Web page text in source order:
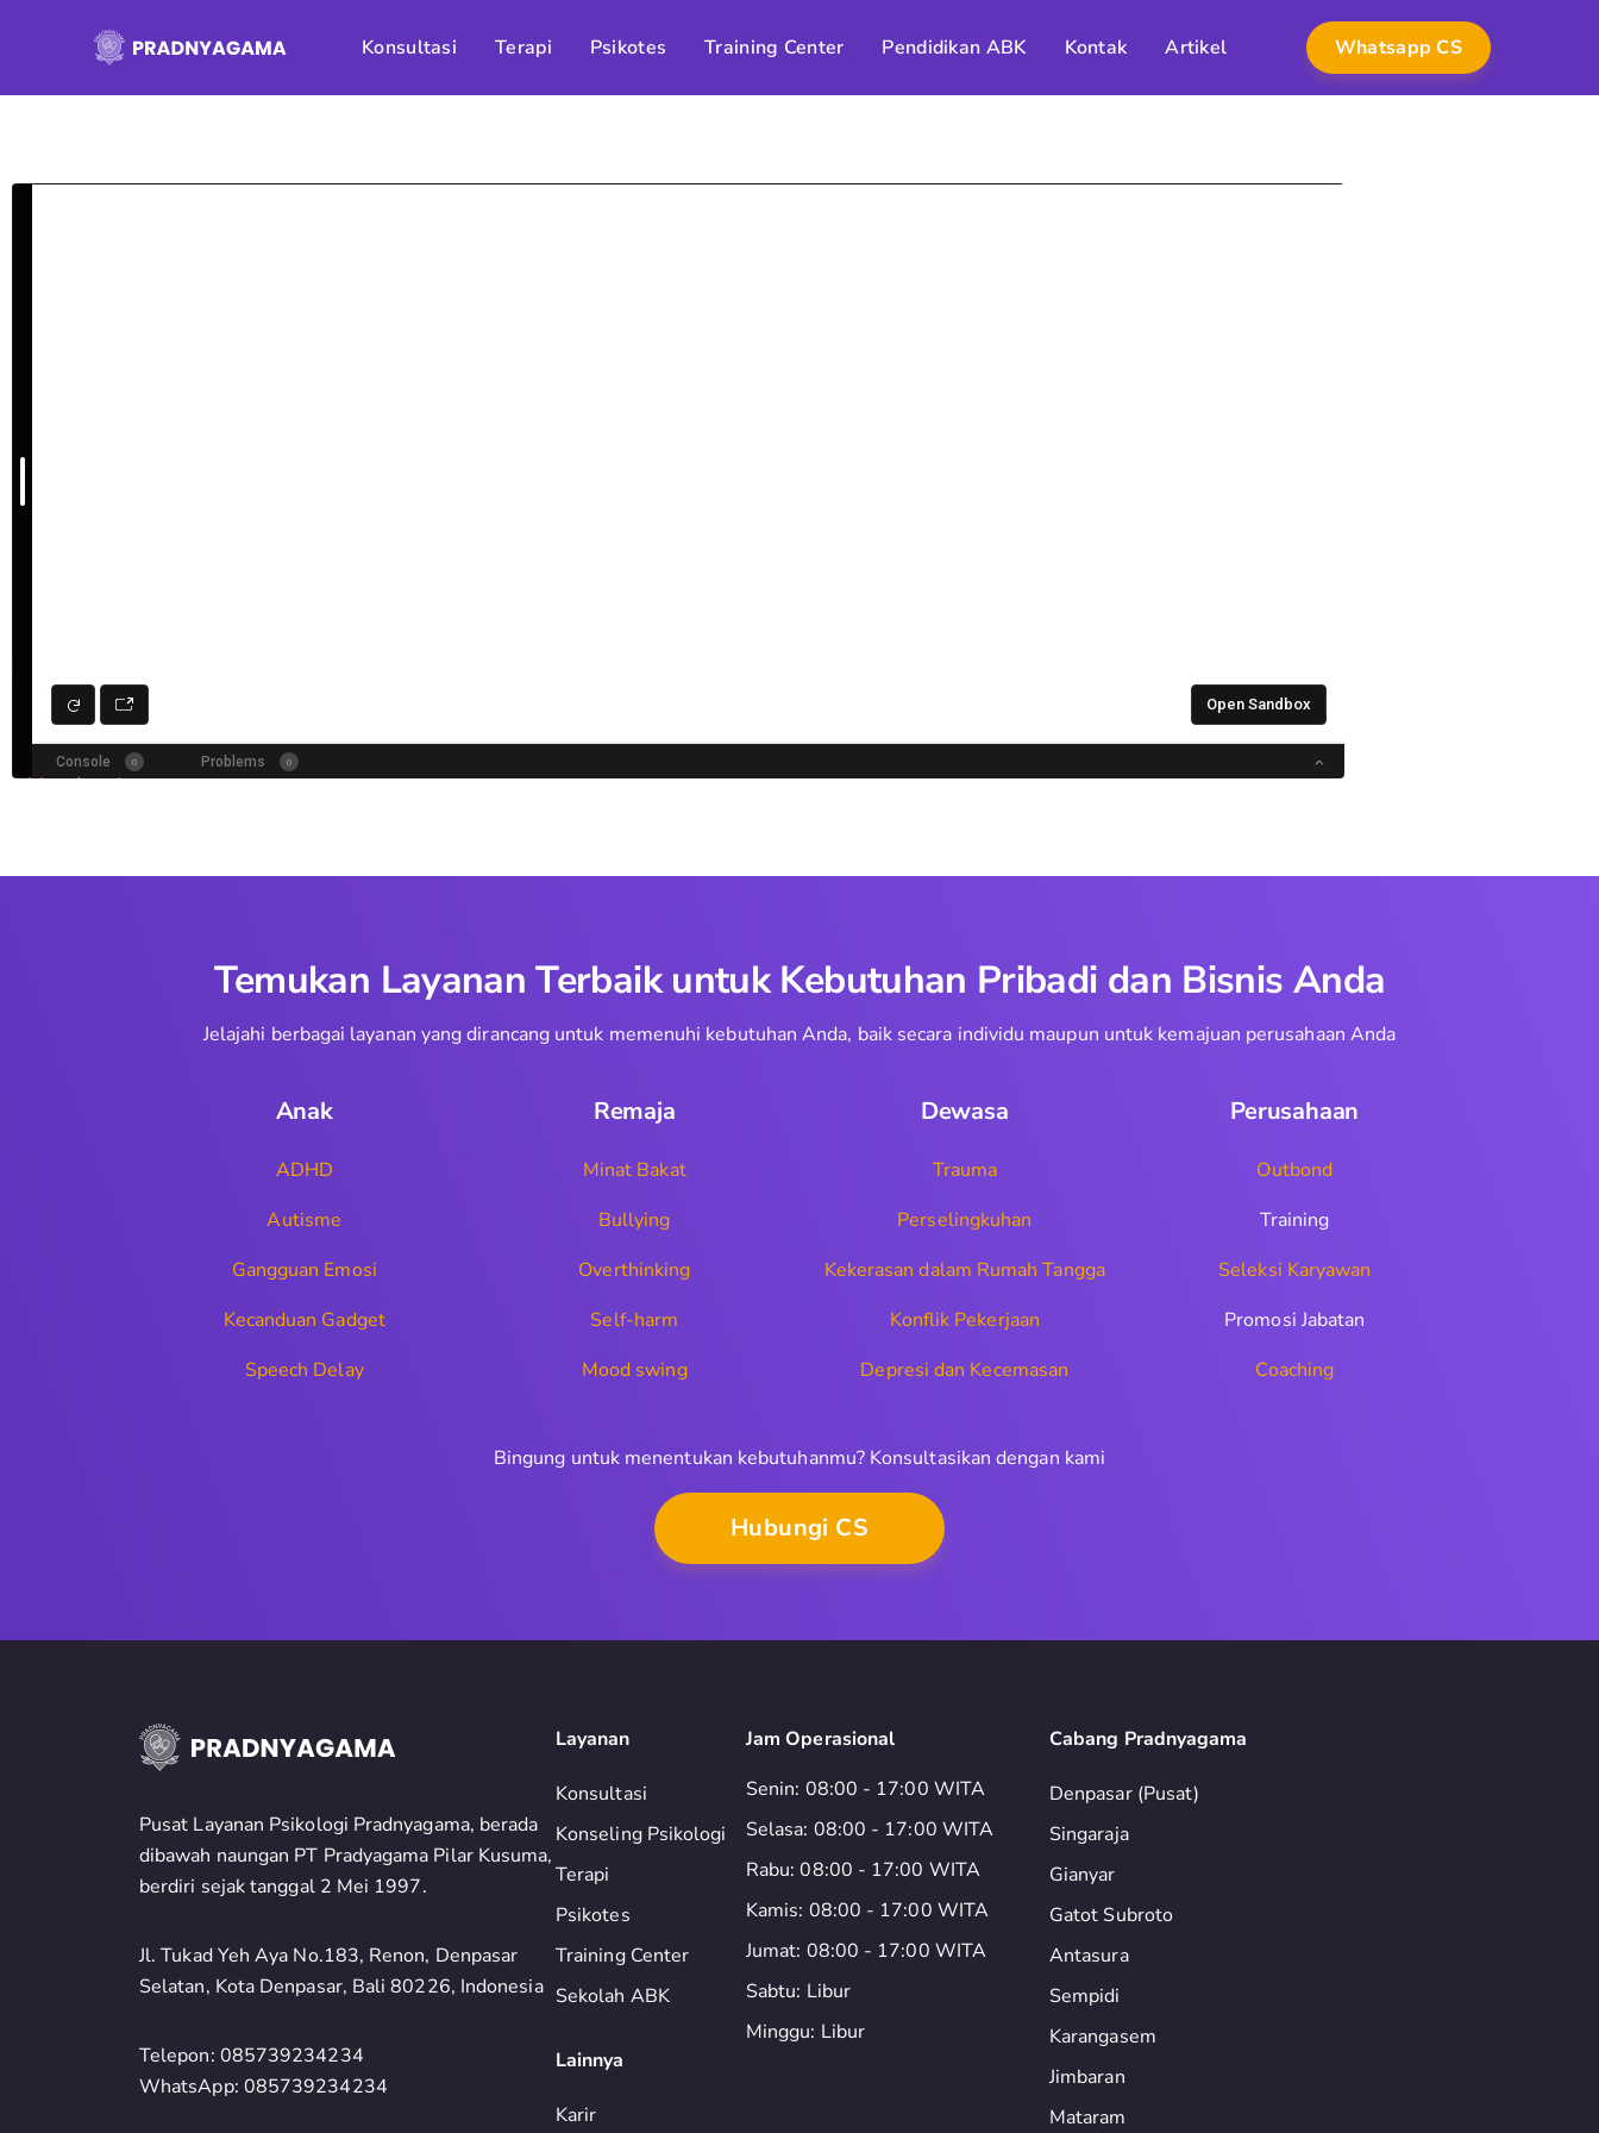
Konsultasi Terapi Psikotes Training Center Pendidikan ABK Kontak Artikel Whatsapp CS
Temukan Layanan Terbaik untuk Kebutuhan Pribadi dan Bisnis Anda
Jelajahi berbagai layanan yang dirancang untuk memenuhi kebutuhan Anda, baik secara individu maupun untuk kemajuan perusahaan Anda
Anak
ADHD
Autisme
Gangguan Emosi
Kecanduan Gadget
Speech Delay
Remaja
Minat Bakat
Bullying
Overthinking
Self-harm
Mood swing
Dewasa
Trauma
Perselingkuhan
Kekerasan dalam Rumah Tangga
Konflik Pekerjaan
Depresi dan Kecemasan
Perusahaan
Outbond
Training
Seleksi Karyawan
Promosi Jabatan
Coaching
Bingung untuk menentukan kebutuhanmu? Konsultasikan dengan kami
Hubungi CS
Pusat Layanan Psikologi Pradnyagama, berada
dibawah naungan PT Pradyagama Pilar Kusuma,
berdiri sejak tanggal 2 Mei 1997.
Jl. Tukad Yeh Aya No.183, Renon, Denpasar
Selatan, Kota Denpasar, Bali 80226, Indonesia
Telepon: 085739234234
WhatsApp: 085739234234
Layanan
Konsultasi
Konseling Psikologi
Terapi
Psikotes
Training Center
Sekolah ABK
Lainnya
Karir
Jam Operasional
Senin: 08:00 - 17:00 WITA
Selasa: 08:00 - 17:00 WITA
Rabu: 08:00 - 17:00 WITA
Kamis: 08:00 - 17:00 WITA
Jumat: 08:00 - 17:00 WITA
Sabtu: Libur
Minggu: Libur
Cabang Pradnyagama
Denpasar (Pusat)
Singaraja
Gianyar
Gatot Subroto
Antasura
Sempidi
Karangasem
Jimbaran
Mataram